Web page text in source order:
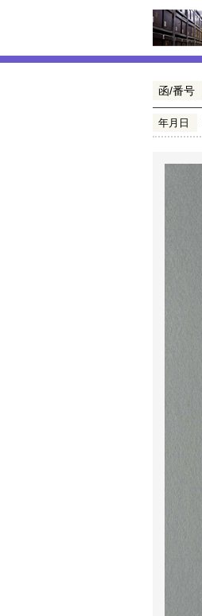
函/番号
年月日